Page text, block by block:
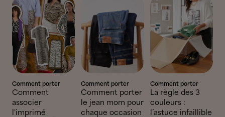
Comment porter
Comment
associer
l'imprimé
Comment porter
Comment porter
le jean mom pour
chaque occasion
Comment porter
La règle des 3
couleurs :
l’astuce infaillible